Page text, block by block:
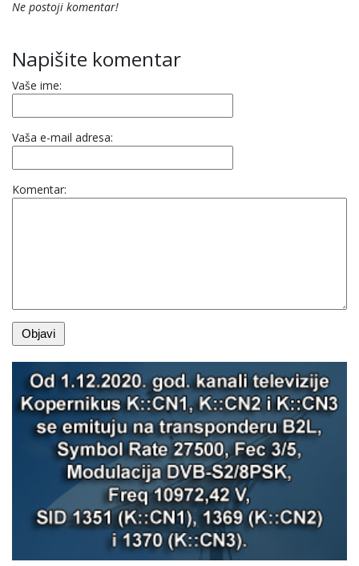
Ne postoji komentar!
Napišite komentar
Vaše ime:
Vaša e-mail adresa:
Komentar: